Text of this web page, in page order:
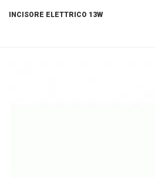
INCISORE ELETTRICO 13W